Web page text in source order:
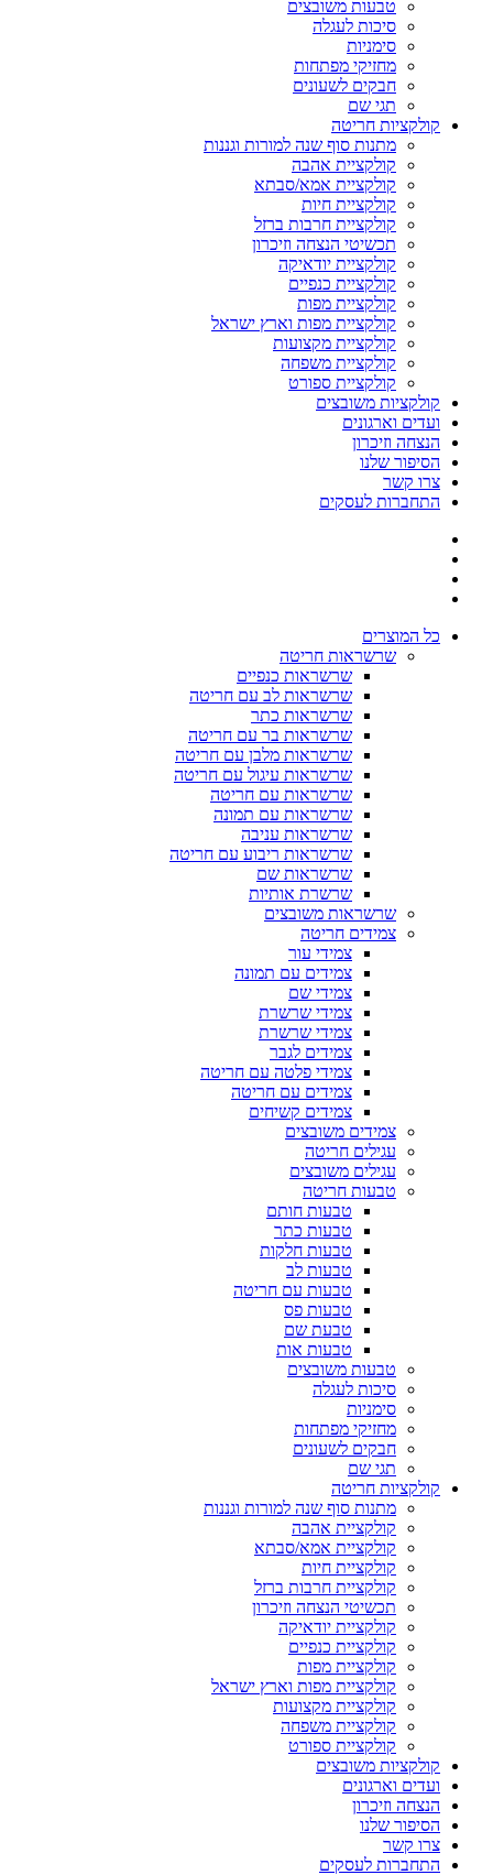
טבעות משובצים
סיכות לעגלה
סימניות
מחזיקי מפתחות
חבקים לשעונים
תגי שם
קולקציות חריטה
מתנות סוף שנה למורות וגננות
קולקציית אהבה
קולקציית אמא/סבתא
קולקציית חיות
קולקציית חרבות ברזל
תכשיטי הנצחה וזיכרון
קולקציית יודאיקה
קולקציית כנפיים
קולקציית מפות
קולקציית מפות וארץ ישראל
קולקציית מקצועות
קולקציית משפחה
קולקציית ספורט
קולקציות משובצים
ועדים וארגונים
הנצחה וזיכרון
הסיפור שלנו
צרו קשר
התחברות לעסקים
כל המוצרים
שרשראות חריטה
שרשראות כנפיים
שרשראות לב עם חריטה
שרשראות כתר
שרשראות בר עם חריטה
שרשראות מלבן עם חריטה
שרשראות עיגול עם חריטה
שרשראות עם חריטה
שרשראות עם תמונה
שרשראות עניבה
שרשראות ריבוע עם חריטה
שרשראות שם
שרשרת אותיות
שרשראות משובצים
צמידים חריטה
צמידי עור
צמידים עם תמונה
צמידי שם
צמידי שרשרת
צמידי שרשרת
צמידים לגבר
צמידי פלטה עם חריטה
צמידים עם חריטה
צמידים קשיחים
צמידים משובצים
עגילים חריטה
עגילים משובצים
טבעות חריטה
טבעות חותם
טבעות כתר
טבעות חלקות
טבעות לב
טבעות עם חריטה
טבעות פס
טבעת שם
טבעות אות
טבעות משובצים
סיכות לעגלה
סימניות
מחזיקי מפתחות
חבקים לשעונים
תגי שם
קולקציות חריטה
מתנות סוף שנה למורות וגננות
קולקציית אהבה
קולקציית אמא/סבתא
קולקציית חיות
קולקציית חרבות ברזל
תכשיטי הנצחה וזיכרון
קולקציית יודאיקה
קולקציית כנפיים
קולקציית מפות
קולקציית מפות וארץ ישראל
קולקציית מקצועות
קולקציית משפחה
קולקציית ספורט
קולקציות משובצים
ועדים וארגונים
הנצחה וזיכרון
הסיפור שלנו
צרו קשר
התחברות לעסקים